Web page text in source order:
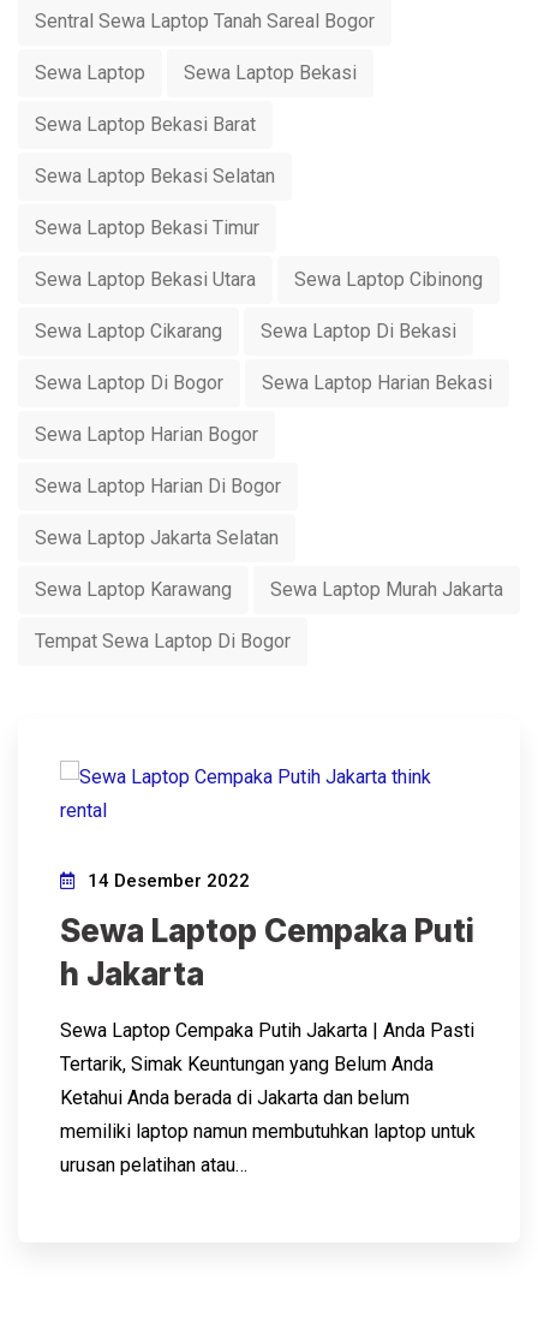
Sentral Sewa Laptop Tanah Sareal Bogor
Sewa Laptop Sewa Laptop Bekasi
Sewa Laptop Bekasi Barat
Sewa Laptop Bekasi Selatan
Sewa Laptop Bekasi Timur
Sewa Laptop Bekasi Utara Sewa Laptop Cibinong
Sewa Laptop Cikarang Sewa Laptop Di Bekasi
Sewa Laptop Di Bogor Sewa Laptop Harian Bekasi
Sewa Laptop Harian Bogor
Sewa Laptop Harian Di Bogor
Sewa Laptop Jakarta Selatan
Sewa Laptop Karawang Sewa Laptop Murah Jakarta
Tempat Sewa Laptop Di Bogor
14 Desember 2022
Sewa Laptop Cempaka Puti
h Jakarta
Sewa Laptop Cempaka Putih Jakarta | Anda Pasti
Tertarik, Simak Keuntungan yang Belum Anda
Ketahui Anda berada di Jakarta dan belum
memiliki laptop namun membutuhkan laptop untuk
urusan pelatihan atau…